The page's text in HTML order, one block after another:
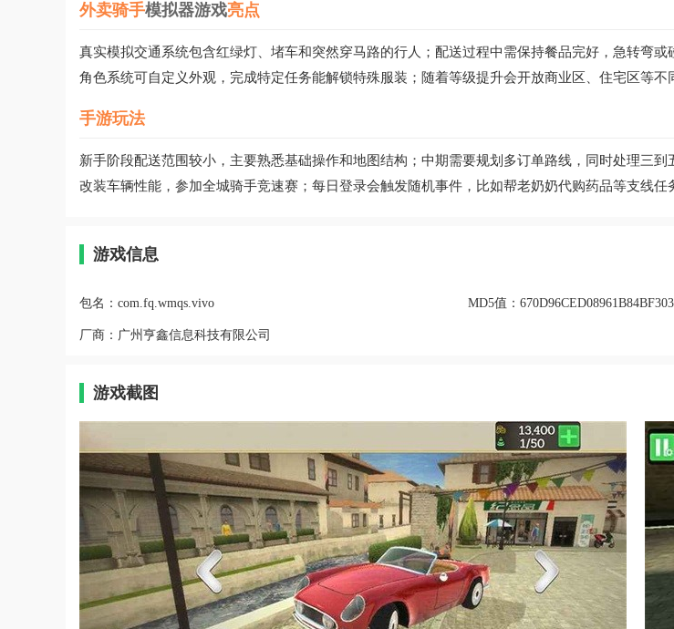
外卖骑手模拟器游戏亮点
真实模拟交通系统包含红绿灯、堵车和突然穿马路的行人；配送过程中需保持餐品完好，急转弯或
角色系统可自定义外观，完成特定任务能解锁特殊服装；随着等级提升会开放商业区、住宅区等不
手游玩法
新手阶段配送范围较小，主要熟悉基础操作和地图结构；中期需要规划多订单路线，同时处理三到
改装车辆性能，参加全城骑手竞速赛；每日登录会触发随机事件，比如帮老奶奶代购药品等支线任
游戏信息
包名： com.fq.wmqs.vivo MD5值：
厂商： 广州亨鑫信息科技有限公司
游戏截图